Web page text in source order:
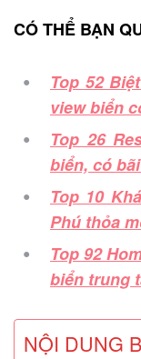
CÓ THỂ BẠN
Top 52
view biển
Top 26
biển, có
Top 10
Phú thỏa
Top 92
biển trung
NỘI DUNG